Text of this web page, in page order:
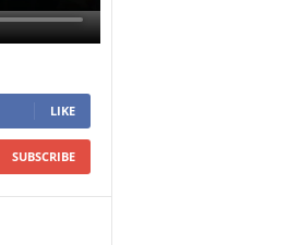
LIKE
SUBSCRIBE